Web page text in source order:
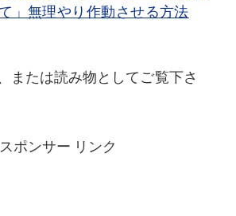
」無理やり作動させる方法
または読み物としてご覧下さ
スポンサー リンク